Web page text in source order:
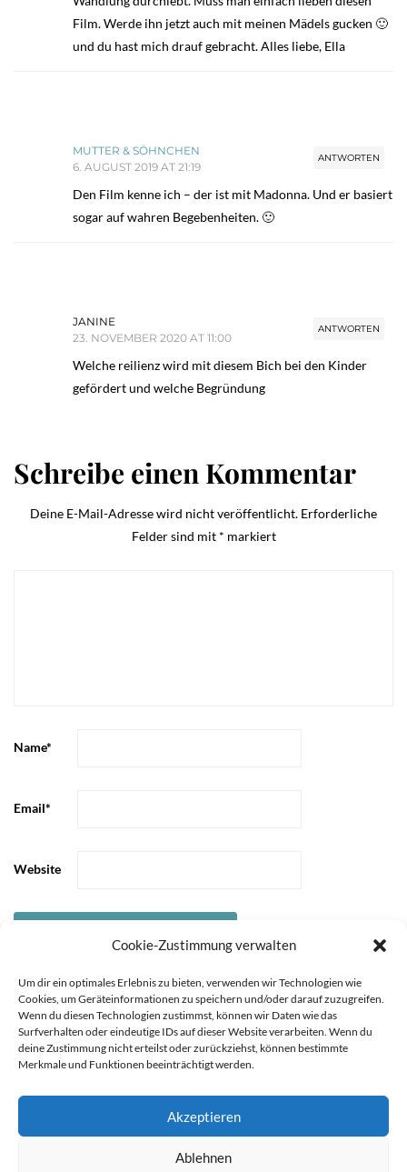
Cookie-Zustimmung verwalten
Um dir ein optimales Erlebnis zu bieten, verwenden wir Technologien wie
Cookies, um Geräteinformationen zu speichern und/oder darauf zuzugreifen.
Wenn du diesen Technologien zustimmst, können wir Daten wie das
Surfverhalten oder eindeutige IDs auf dieser Website verarbeiten. Wenn du
deine Zustimmung nicht erteilst oder zurückziehst, können bestimmte
Merkmale und Funktionen beeinträchtigt werden.
Akzeptieren
Ablehnen
Film. Werde ihn jetzt auch mit meinen Mädels gucken 🙂
und du hast mich drauf gebracht. Alles liebe, Ella
ANTWORTEN
MUTTER & SÖHNCHEN
6. AUGUST 2019 AT 21:19
Den Film kenne ich – der ist mit Madonna. Und er basiert
sogar auf wahren Begebenheiten. 🙂
ANTWORTEN
JANINE
23. NOVEMBER 2020 AT 11:00
Welche reilienz wird mit diesem Bich bei den Kinder
gefördert und welche Begründung
Schreibe einen Kommentar
Deine E-Mail-Adresse wird nicht veröffentlicht. Erforderliche
Felder sind mit * markiert
Name*
Email*
Website
STARTSEITE
ÜBER
KOOPERATIONEN
Sie können die Erfassung Ihrer Daten durch Google Analytics
verhindern, indem Sie auf folgenden Link klicken. Es wird ein